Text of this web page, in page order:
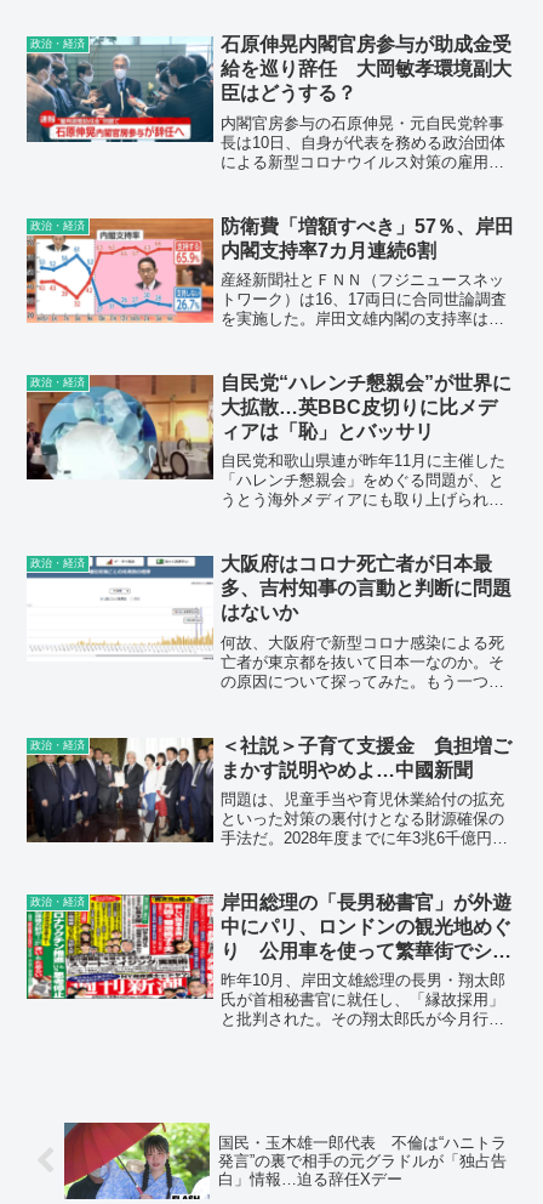
政治・経済
石原伸晃内閣官房参与が助成金受
給を巡り辞任 大岡敏孝環境副大
臣はどうする？
内閣官房参与の石原伸晃・元自民党幹事
長は10日、自身が代表を務める政治団体
による新型コロナウイルス対策の雇用助
された。政治資金に詳しい神戸学院大の
上脇博之教授は「そもそも政党支部など
の政治団体に売上高という概念はなく、
多くの人は受給対象とは思っていない。
政党は政党交付金も受け取っており、政
党支部が簡単に雇調金をもらえる状況は
政治・経済
防衛費「増額すべき」57％、岸田
内閣支持率7カ月連続6割
産経新聞社とＦＮＮ（フジニュースネッ
トワーク）は16、17両日に合同世論調査
を実施した。岸田文雄内閣の支持率は
権発足以降7カ月連続で6割台を維持し
た。不支持率は前回比1.2ポイント減の
26.7％だった。日本の防衛費について
「大幅」と「ある程度」を合わせて
57.0％が「増やすべきだ」と答えた。ロ
シアによるウクライナ侵攻を受けて、国
防への関心が高まっていることが背景に
あるようだ。
政治・経済
自民党“ハレンチ懇親会”が世界に
大拡散…英BBC皮切りに比メデ
ィアは「恥」とバッサリ
自民党和歌山県連が昨年11月に主催した
「ハレンチ懇親会」をめぐる問題が、と
うとう海外メディアにも取り上げられ
座っていた〉。さらに、ダンサーに口移
しでチップを渡していたと説明。
政治・経済
大阪府はコロナ死亡者が日本最
多、吉村知事の言動と判断に問題
はないか
何故、大阪府で新型コロナ感染による死
亡者が東京都を抜いて日本一なのか。そ
の原因について探ってみた。もう一つ、2
そのようなことで国のトップを判断して
はいけない。
政治・経済
＜社説＞子育て支援金 負担増ご
まかす説明やめよ…中國新聞
問題は、児童手当や育児休業給付の拡充
といった対策の裏付けとなる財源確保の
手法だ。2028年度までに年3兆6千億円の
人や企業が支払う医療保険料に上乗せ
し、徴収する仕組みである。
政治・経済
岸田総理の「長男秘書官」が外遊
中にパリ、ロンドンの観光地めぐ
り 公用車を使って繁華街でショ
ッピングも
昨年10月、岸田文雄総理の長男・翔太郎
氏が首相秘書官に就任し、「縁故採用」
と批判された。その翔太郎氏が今月行わ
国民・玉木雄一郎代表 不倫は“ハニトラ
発言”の裏で相手の元グラドルが「独占告
白」情報…迫る辞任Xデー